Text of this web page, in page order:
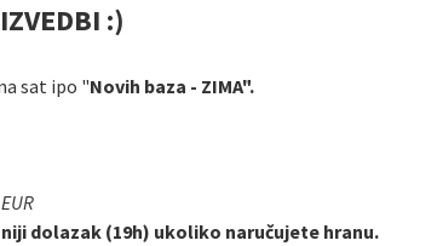
:)
sat ipo "Novih baza - ZIMA".
dolazak (19h) ukoliko naručujete hranu.